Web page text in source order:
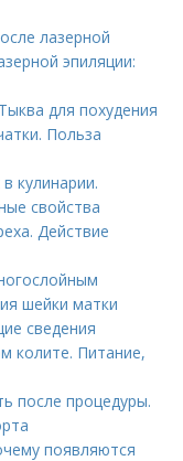
лазерной
эпиляции:
для похудения
Польза
кулинарии.
свойства
Действие
шейки матки
сведения
колите. Питание,
после процедуры.
появляются